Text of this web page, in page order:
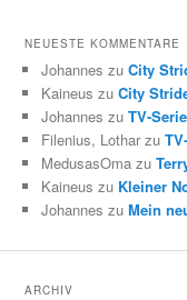
NEUESTE KOMMENTARE
Johannes zuCity
Kaineus zuCity
Johannes zuTV-
Filenius, Lothar zu
MedusasOma zu
Kaineus zu Kleiner
Johannes zuMein
ARCHIV